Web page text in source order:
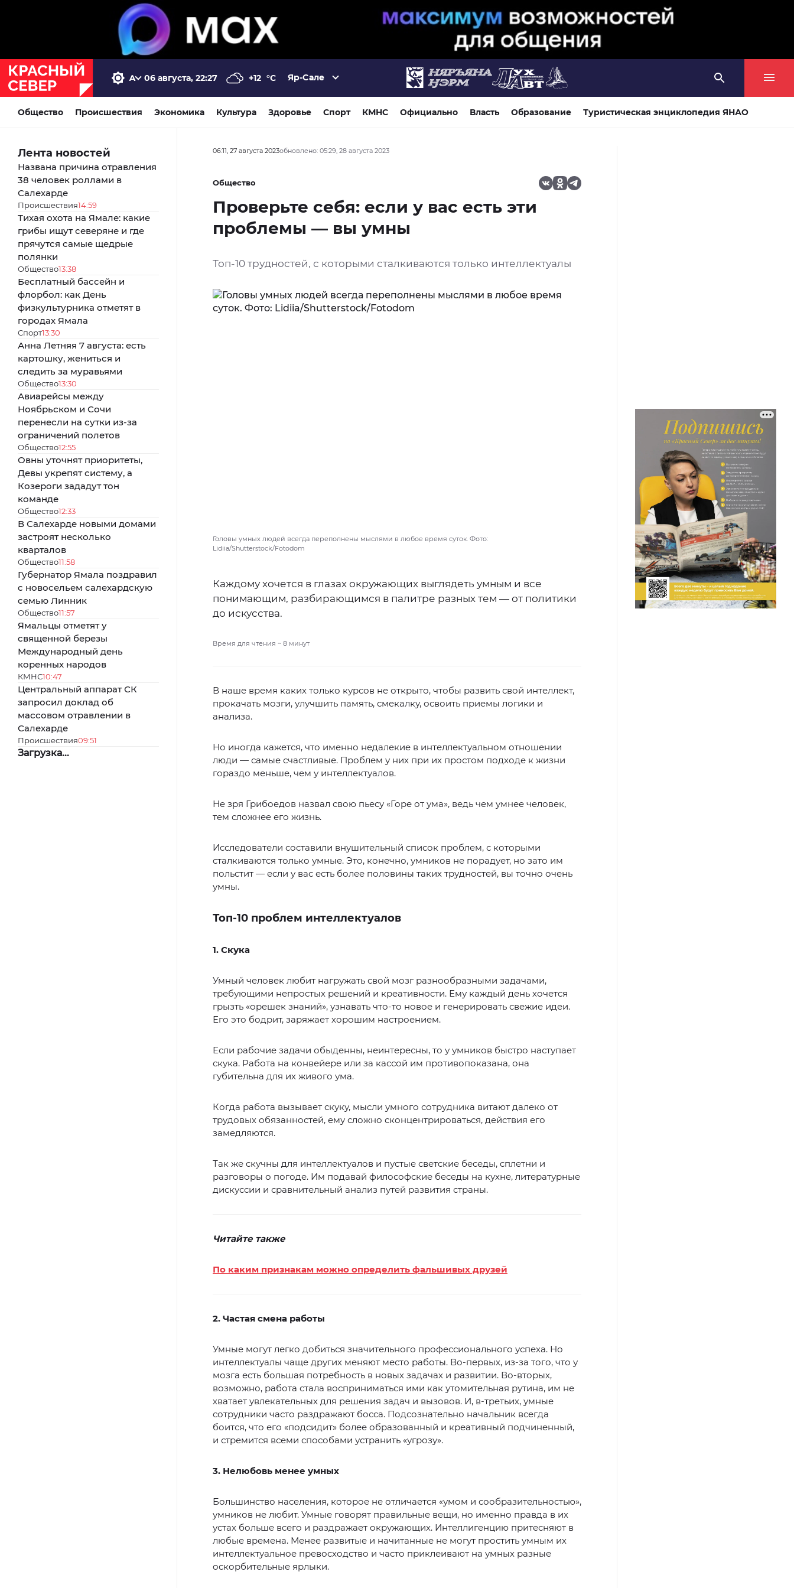
06 августа, 22:27 +12 °C Яр-Сале
Общество Происшествия Экономика Культура Здоровье Спорт КМНС Официально Власть Образование Туристическая энциклопедия ЯНАО
Лента новостей
Названа причина отравления
38 человек роллами в
Салехарде
Происшествия14:59
Тихая охота на Ямале: какие
грибы ищут северяне и где
прячутся самые щедрые
полянки
Общество13:38
Бесплатный бассейн и
флорбол: как День
физкультурника отметят в
городах Ямала
Спорт13:30
Анна Летняя 7 августа: есть
картошку, жениться и
следить за муравьями
Общество13:30
Авиарейсы между
Ноябрьском и Сочи
перенесли на сутки из-за
ограничений полетов
Общество12:55
Овны уточнят приоритеты,
Девы укрепят систему, а
Козероги зададут тон
команде
Общество12:33
В Салехарде новыми домами
застроят несколько
кварталов
Общество11:58
Губернатор Ямала поздравил
с новосельем салехардскую
семью Линник
Общество11:57
Ямальцы отметят у
священной березы
Международный день
коренных народов
КМНС10:47
Центральный аппарат СК
запросил доклад об
массовом отравлении в
Салехарде
Происшествия09:51
Загрузка...
06:11, 27 августа 2023обновлено: 05:29, 28 августа 2023
Общество
Проверьте себя: если у вас есть эти
проблемы — вы умны
Топ-10 трудностей, с которыми сталкиваются только интеллектуалы
Головы умных людей всегда переполнены мыслями в любое время суток. Фото:
Lidiia/Shutterstock/Fotodom
Каждому хочется в глазах окружающих выглядеть умным и все
понимающим, разбирающимся в палитре разных тем — от политики
до искусства.
Время для чтения ~ 8 минут
В наше время каких только курсов не открыто, чтобы развить свой интеллект,
прокачать мозги, улучшить память, смекалку, освоить приемы логики и
анализа.
Но иногда кажется, что именно недалекие в интеллектуальном отношении
люди — самые счастливые. Проблем у них при их простом подходе к жизни
гораздо меньше, чем у интеллектуалов.
Не зря Грибоедов назвал свою пьесу «Горе от ума», ведь чем умнее человек,
тем сложнее его жизнь.
Исследователи составили внушительный список проблем, с которыми
сталкиваются только умные. Это, конечно, умников не порадует, но зато им
польстит — если у вас есть более половины таких трудностей, вы точно очень
умны.
Топ-10 проблем интеллектуалов
1. Скука
Умный человек любит нагружать свой мозг разнообразными задачами,
требующими непростых решений и креативности. Ему каждый день хочется
грызть «орешек знаний», узнавать что-то новое и генерировать свежие идеи.
Его это бодрит, заряжает хорошим настроением.
Если рабочие задачи обыденны, неинтересны, то у умников быстро наступает
скука. Работа на конвейере или за кассой им противопоказана, она
губительна для их живого ума.
Когда работа вызывает скуку, мысли умного сотрудника витают далеко от
трудовых обязанностей, ему сложно сконцентрироваться, действия его
замедляются.
Так же скучны для интеллектуалов и пустые светские беседы, сплетни и
разговоры о погоде. Им подавай философские беседы на кухне, литературные
дискуссии и сравнительный анализ путей развития страны.
Читайте также
По каким признакам можно определить фальшивых друзей
2. Частая смена работы
Умные могут легко добиться значительного профессионального успеха. Но
интеллектуалы чаще других меняют место работы. Во-первых, из-за того, что у
мозга есть большая потребность в новых задачах и развитии. Во-вторых,
возможно, работа стала восприниматься ими как утомительная рутина, им не
хватает увлекательных для решения задач и вызовов. И, в-третьих, умные
сотрудники часто раздражают босса. Подсознательно начальник всегда
боится, что его «подсидит» более образованный и креативный подчиненный,
и стремится всеми способами устранить «угрозу».
3. Нелюбовь менее умных
Большинство населения, которое не отличается «умом и сообразительностью»,
умников не любит. Умные говорят правильные вещи, но именно правда в их
устах больше всего и раздражает окружающих. Интеллигенцию притесняют в
любые времена. Менее развитые и начитанные не могут простить умным их
интеллектуальное превосходство и часто приклеивают на умных разные
оскорбительные ярлыки.